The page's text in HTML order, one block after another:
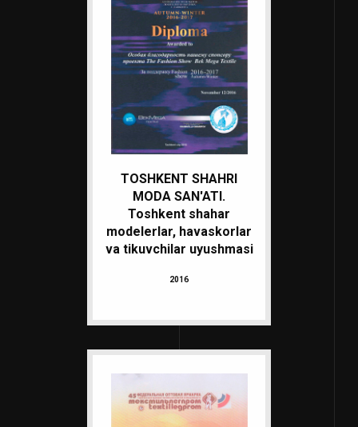
TOSHKENT SHAHRI
MODA SAN'ATI.
Toshkent shahar
modelerlar, havaskorlar
va tikuvchilar uyushmasi
2016